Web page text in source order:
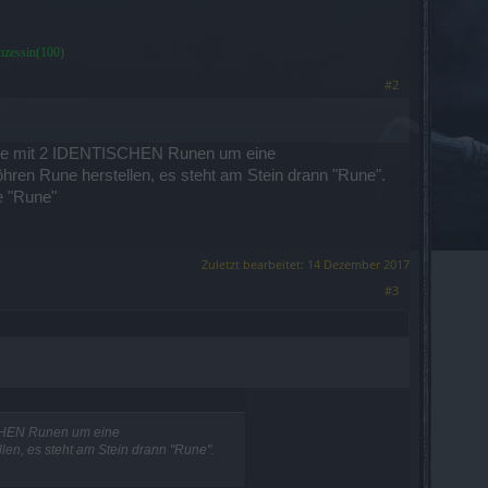
#2
mit 2 IDENTISCHEN Runen um eine
Rune herstellen, es steht am Stein drann "Rune".
"Rune"
Zuletzt bearbeitet: 14 Dezember 2017
#3
Runen um eine
es steht am Stein drann "Rune".